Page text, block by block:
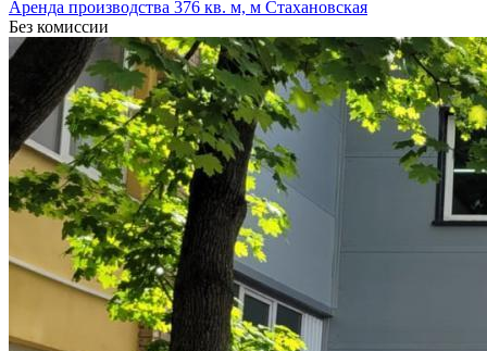
Аренда производства 376 кв. м, м Стахановская
Без комиссии